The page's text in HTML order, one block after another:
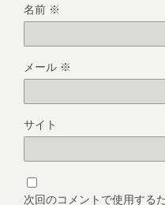
名前 ※
メール ※
サイト
次回のコメントで使用する